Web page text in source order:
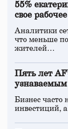
55%
свое
Аналитики
что меньше
жителей…
Пять лет
Бизнес часто
инвестиций,